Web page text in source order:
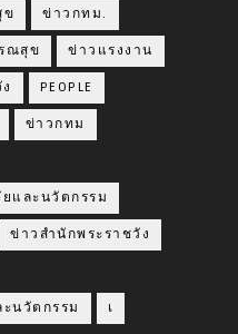
ข ข่าวกทม.
ณสุข ข่าวแรงงาน
PEOPLE
ข่าวกทม
และนวัตกรรม
ข่าวสำนักพระราชวัง
นวัตกรรม เ